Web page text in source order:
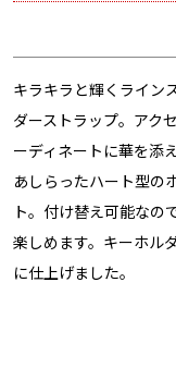
キラキラと輝くライン
ダーストラップ。アク
ーディネートに華を添
あしらったハート型の
ト。付け替え可能なの
楽しめます。キーホル
に仕上げました。